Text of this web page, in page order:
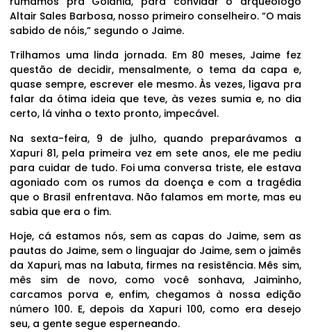
Altair Sales Barbosa, nosso primeiro conselheiro. “O mais
sabido de nóis,” segundo o Jaime.
Trilhamos uma linda jornada. Em 80 meses, Jaime fez
questão de decidir, mensalmente, o tema da capa e,
quase sempre, escrever ele mesmo. Às vezes, ligava pra
falar da ótima ideia que teve, às vezes sumia e, no dia
certo, lá vinha o texto pronto, impecável.
Na sexta-feira, 9 de julho, quando preparávamos a
Xapuri 81, pela primeira vez em sete anos, ele me pediu
para cuidar de tudo. Foi uma conversa triste, ele estava
agoniado com os rumos da doença e com a tragédia
que o Brasil enfrentava. Não falamos em morte, mas eu
sabia que era o fim.
Hoje, cá estamos nós, sem as capas do Jaime, sem as
pautas do Jaime, sem o linguajar do Jaime, sem o jaimês
da Xapuri, mas na labuta, firmes na resistência. Mês sim,
mês sim de novo, como você sonhava, Jaiminho,
carcamos porva e, enfim, chegamos à nossa edição
número 100. E, depois da Xapuri 100, como era desejo
seu, a gente segue esperneando.